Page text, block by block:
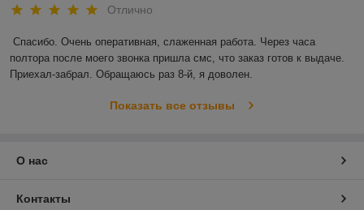
Отлично
Спасибо. Очень оперативная, слаженная работа. Через часа
полтора после моего звонка пришла смс, что заказ готов к выдаче.
Приехал-забрал. Обращаюсь раз 8-й, я доволен.
Показать все отзывы
О нас
Контакты